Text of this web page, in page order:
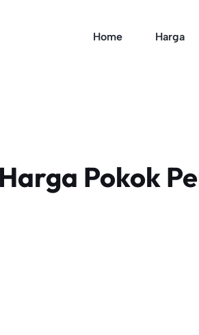
Home Harga
Pokok